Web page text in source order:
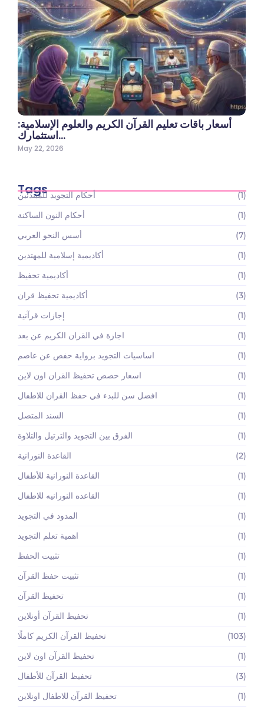
أسعار باقات تعليم القرآن الكريم والعلوم الإسلامية:
استثمارك…
May 22, 2026
Tags
أحكام التجويد للمبتدئين
(1)
أحكام النون الساكنة
(1)
أسس النحو العربي
(7)
أكاديمية إسلامية للمهتدين
(1)
أكاديمية تحفيظ
(1)
أكاديمية تحفيظ قران
(3)
إجازات قرآنية
(1)
اجازة في القران الكريم عن بعد
(1)
اساسيات التجويد برواية حفص عن عاصم
(1)
اسعار حصص تحفيظ القران اون لاين
(1)
افضل سن للبدء في حفظ القران للاطفال
(1)
السند المتصل
(1)
الفرق بين التجويد والترتيل والتلاوة
(1)
القاعدة النورانية
(2)
القاعدة النورانية للأطفال
(1)
القاعده النورانيه للاطفال
(1)
المدود في التجويد
(1)
اهمية تعلم التجويد
(1)
تثبيت الحفظ
(1)
تثبيت حفظ القرآن
(1)
تحفيظ القرآن
(1)
تحفيظ القرآن أونلاين
(1)
تحفيظ القرآن الكريم كاملًا
(103)
تحفيظ القرآن اون لاين
(1)
تحفيظ القرآن للأطفال
(3)
تحفيظ القرآن للاطفال اونلاين
(1)